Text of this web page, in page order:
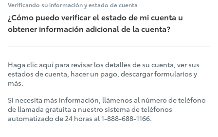
Verificando su información y estado de cuenta
¿Cómo puedo verificar el estado de mi cuenta u
obtener información adicional de la cuenta?
Haga clic aquí para revisar los detalles de su cuenta, ver sus
estados de cuenta, hacer un pago, descargar formularios y
más.
Si necesita más información, llámenos al número de teléfono
de llamada gratuita a nuestro sistema de teléfonos
automatizado de 24 horas al 1-888-688-1166.